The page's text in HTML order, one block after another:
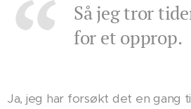
Så jeg tror
for et opprop.
Ja, jeg har forsøkt det en gang